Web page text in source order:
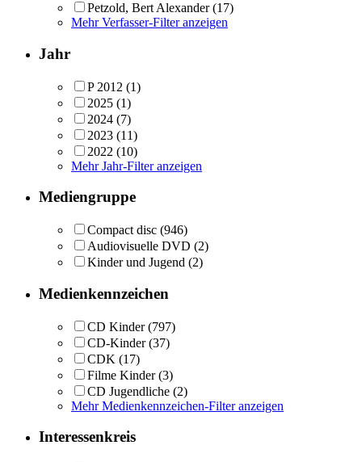
Petzold, Bert Alexander (17)
Mehr Verfasser-Filter anzeigen
Jahr
P 2012 (1)
2025 (1)
2024 (7)
2023 (11)
2022 (10)
Mehr Jahr-Filter anzeigen
Mediengruppe
Compact disc (946)
Audiovisuelle DVD (2)
Kinder und Jugend (2)
Medienkennzeichen
CD Kinder (797)
CD-Kinder (37)
CDK (17)
Filme Kinder (3)
CD Jugendliche (2)
Mehr Medienkennzeichen-Filter anzeigen
Interessenkreis